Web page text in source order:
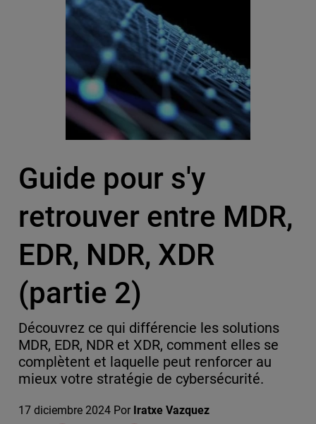
Guide pour s'y
retrouver entre MDR,
EDR, NDR, XDR
(partie 2)
Découvrez ce qui différencie les solutions
MDR, EDR, NDR et XDR, comment elles se
complètent et laquelle peut renforcer au
mieux votre stratégie de cybersécurité.
17 diciembre 2024 Por Iratxe Vazquez